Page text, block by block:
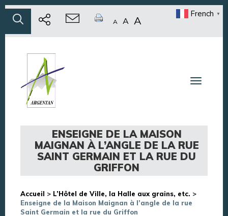
A A A
French ▼
Toggle
ENSEIGNE DE LA MAISON
MAIGNAN À L’ANGLE DE LA RUE
SAINT GERMAIN ET LA RUE DU
GRIFFON
Accueil > L’Hôtel de Ville, la Halle aux grains, etc. >
Enseigne de la Maison Maignan à l’angle de la rue
Saint Germain et la rue du Griffon